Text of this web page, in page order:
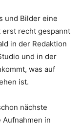
und Bilder eine
erst recht gespannt
in der Redaktion
und in der
was auf
ist.
nächste
in